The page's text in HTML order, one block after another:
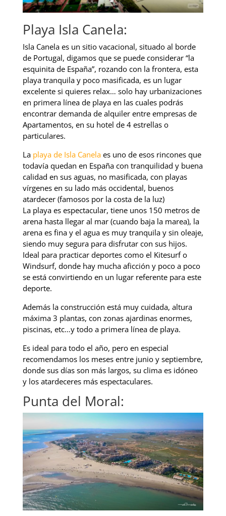
Playa Isla Canela:
Isla Canela es un sitio vacacional, situado al borde
de Portugal, digamos que se puede considerar “la
esquinita de España”, rozando con la frontera, esta
playa tranquila y poco masificada, es un lugar
excelente si quieres relax… solo hay urbanizaciones
en primera línea de playa en las cuales podrás
encontrar demanda de alquiler entre empresas de
Apartamentos, en su hotel de 4 estrellas o
particulares.
La playa de Isla Canelaes uno de esos rincones que
todavía quedan en España con tranquilidad y buena
calidad en sus aguas, no masificada, con playas
vírgenes en su lado más occidental, buenos
atardecer (famosos por la costa de la luz)
La playa es espectacular, tiene unos 150 metros de
arena hasta llegar al mar (cuando baja la marea), la
arena es fina y el agua es muy tranquila y sin oleaje,
siendo muy segura para disfrutar con sus hijos.
Ideal para practicar deportes como el Kitesurf o
Windsurf, donde hay mucha aficción y poco a poco
se está convirtiendo en un lugar referente para este
deporte.
Además la construcción está muy cuidada, altura
máxima 3 plantas, con zonas ajardinas enormes,
piscinas, etc…y todo a primera línea de playa.
Es ideal para todo el año, pero en especial
recomendamos los meses entre junio y septiembre,
donde sus días son más largos, su clima es idóneo
y los atardeceres más espectaculares.
Punta del Moral: